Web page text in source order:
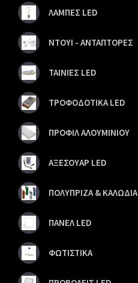
ΛΑΜΠΕΣ LED
ΝΤΟΥΙ - ΑΝΤΑΠΤΟΡΕΣ
ΤΑΙΝΙΕΣ LED
ΤΡΟΦΟΔΟΤΙΚΑ LED
ΠΡΟΦΙΛ ΑΛΟΥΜΙΝΙΟΥ
ΑΞΕΣΟΥΑΡ LED
ΠΟΛΥΠΡΙΖΑ & ΚΑΛΩΔΙΑ
ΠΑΝΕΛ LED
ΦΩΤΙΣΤΙΚΑ